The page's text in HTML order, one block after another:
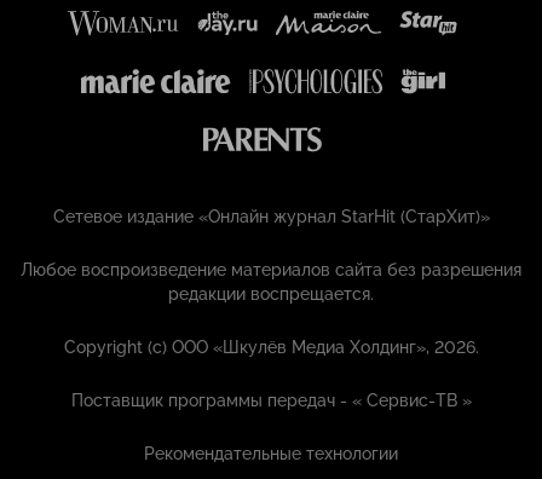
Сетевое издание «Онлайн журнал StarHit (СтарХит)»
Любое воспроизведение материалов сайта без разрешения
редакции воспрещается.
Copyright (с) ООО «Шкулёв Медиа Холдинг», 2026.
Поставщик программы передач - «Сервис-ТВ »
Рекомендательные технологии